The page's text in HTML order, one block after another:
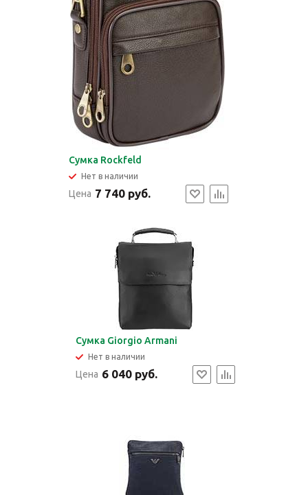
Сумка Rockfeld
Нет в наличии
Цена 7 740 руб.
Сумка Giorgio Armani
Нет в наличии
Цена 6 040 руб.